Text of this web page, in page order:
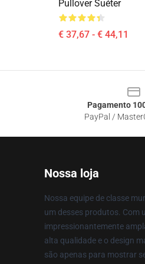
Pullover Suéter
€ 37,67 - € 44,11
Pagamento
PayPal /
Nossa loja
Nossa equipe de classe
um desses produtos. Com
impressionantemente
alta qualidade e o design
são apenas para mostrar